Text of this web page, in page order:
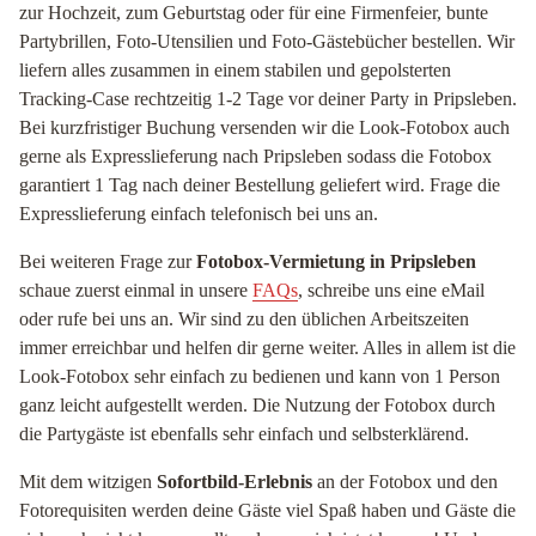
zur Hochzeit, zum Geburtstag oder für eine Firmenfeier, bunte
Partybrillen, Foto-Utensilien und Foto-Gästebücher bestellen. Wir
liefern alles zusammen in einem stabilen und gepolsterten
Tracking-Case rechtzeitig 1-2 Tage vor deiner Party in Pripsleben.
Bei kurzfristiger Buchung versenden wir die Look-Fotobox auch
gerne als Expresslieferung nach Pripsleben sodass die Fotobox
garantiert 1 Tag nach deiner Bestellung geliefert wird. Frage die
Expresslieferung einfach telefonisch bei uns an.
Bei weiteren Frage zurFotobox-Vermietung in Pripsleben
schaue zuerst einmal in unsere FAQs, schreibe uns eine eMail
oder rufe bei uns an. Wir sind zu den üblichen Arbeitszeiten
immer erreichbar und helfen dir gerne weiter. Alles in allem ist die
Look-Fotobox sehr einfach zu bedienen und kann von 1 Person
ganz leicht aufgestellt werden. Die Nutzung der Fotobox durch
die Partygäste ist ebenfalls sehr einfach und selbsterklärend.
Mit dem witzigen Sofortbild-Erlebnis an der Fotobox und den
Fotorequisiten werden deine Gäste viel Spaß haben und Gäste die